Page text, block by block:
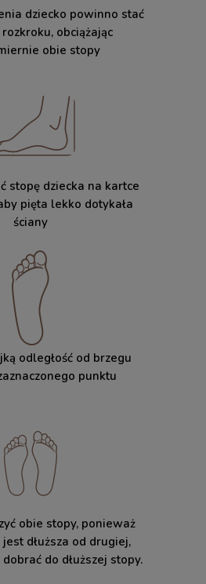
dziecko powinno stać
obciążając
obie stopy
stopę dziecka na kartce
pięta lekko dotykała
ściany
odległość od brzegu
punktu
obie stopy, ponieważ
dłuższa od drugiej,
do dłuższej stopy.